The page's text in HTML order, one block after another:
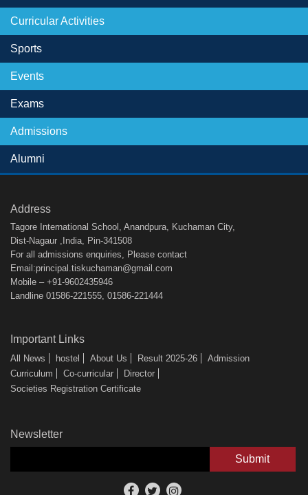
Curricular Activities
Sports
Events
Exams
Admissions
Alumni
Address
Tagore International School, Anandpura, Kuchaman City,
Dist-Nagaur ,India, Pin-341508
For all admissions enquiries, Please contact
Email:principal.tiskuchaman@gmail.com
Mobile – +91-9602435946
Landline 01586-221555, 01586-221444
Important Links
All News hostel About Us Result 2025-26
Admission
Curriculum
Co-curricular
Director
Societies Registration Certificate
Newsletter